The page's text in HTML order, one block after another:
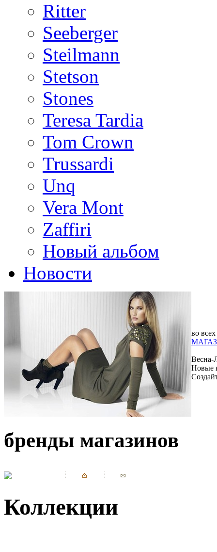
Ritter
Seeberger
Steilmann
Stetson
Stones
Teresa Tardia
Tom Crown
Trussardi
Unq
Vera Mont
Zaffiri
Новый альбом
Новости
во всех
Весна-
Новые
бренды магазинов
Коллекции